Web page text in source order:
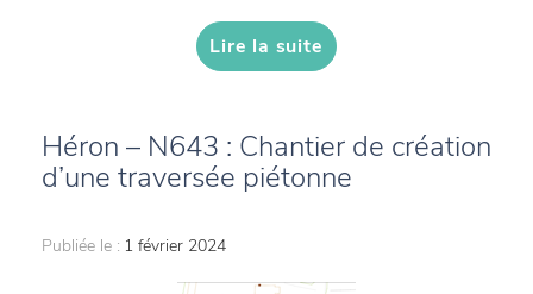
Lire la suite
Héron – N643 : Chantier de création
d’une traversée piétonne
Publiée le : 1 février 2024